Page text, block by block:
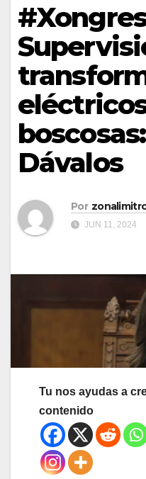
Dávalos
Por
JUN 11, 2024
Tu nos ayudas a
contenido